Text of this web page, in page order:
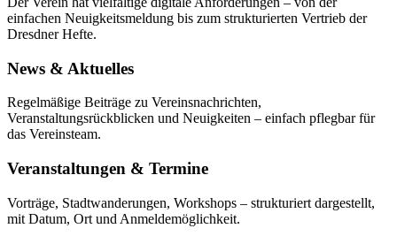
einfachen Neuigkeitsmeldung bis zum strukturierten Vertrieb der
Dresdner Hefte.
News & Aktuelles
Regelmäßige Beiträge zu Vereinsnachrichten,
Veranstaltungsrückblicken und Neuigkeiten – einfach pflegbar für
das Vereinsteam.
Veranstaltungen & Termine
Vorträge, Stadtwanderungen, Workshops – strukturiert dargestellt,
mit Datum, Ort und Anmeldemöglichkeit.